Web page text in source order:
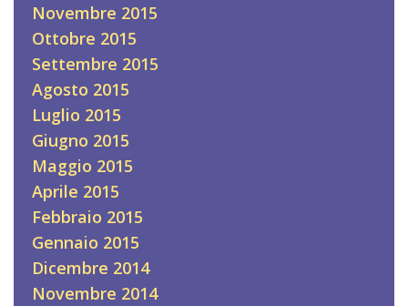
Novembre 2015
Ottobre 2015
Settembre 2015
Agosto 2015
Luglio 2015
Giugno 2015
Maggio 2015
Aprile 2015
Febbraio 2015
Gennaio 2015
Dicembre 2014
Novembre 2014